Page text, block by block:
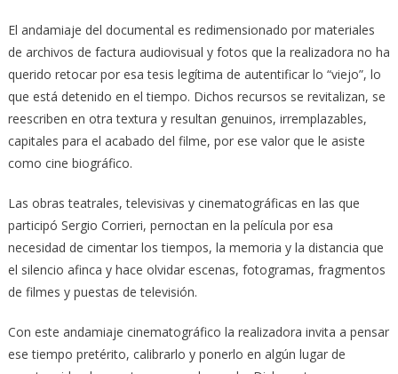
El andamiaje del documental es redimensionado por materiales
de archivos de factura audiovisual y fotos que la realizadora no ha
querido retocar por esa tesis legítima de autentificar lo “viejo”, lo
que está detenido en el tiempo. Dichos recursos se revitalizan, se
reescriben en otra textura y resultan genuinos, irremplazables,
capitales para el acabado del filme, por ese valor que le asiste
como cine biográfico.
Las obras teatrales, televisivas y cinematográficas en las que
participó Sergio Corrieri, pernoctan en la película por esa
necesidad de cimentar los tiempos, la memoria y la distancia que
el silencio afinca y hace olvidar escenas, fotogramas, fragmentos
de filmes y puestas de televisión.
Con este andamiaje cinematográfico la realizadora invita a pensar
ese tiempo pretérito, calibrarlo y ponerlo en algún lugar de